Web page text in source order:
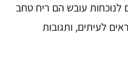
לנוכחות עובש הם ריח טחב
לעיתים, ותגובות